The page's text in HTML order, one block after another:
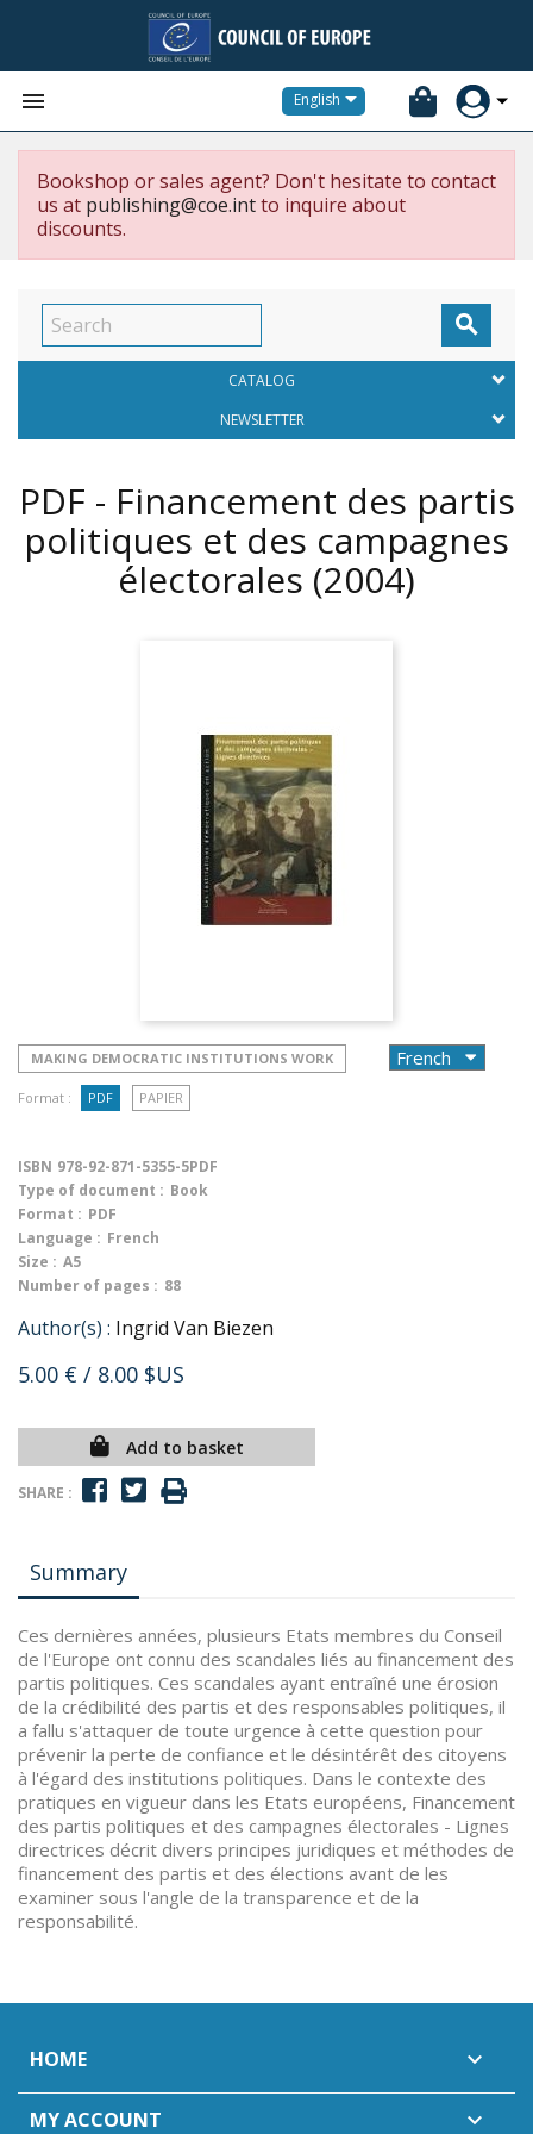
 English
Bookshop or sales agent? Don't hesitate to contact
us at publishing@coe.intto inquire about
discounts.

CATALOG
NEWSLETTER
PDF - Financement des partis
politiques et des campagnes
électorales (2004)
MAKING DEMOCRATIC INSTITUTIONS WORK
Format : PDF PAPIER
ISBN 978-92-871-5355-5PDF
Type of document : Book
Format : PDF
Language : French
Size : A5
Number of pages : 88
Author(s) : Ingrid Van Biezen
5.00 € / 8.00 $US
Add to basket
SHARE :
Summary
Ces dernières années, plusieurs Etats membres du Conseil
de l'Europe ont connu des scandales liés au financement des
partis politiques. Ces scandales ayant entraîné une érosion
de la crédibilité des partis et des responsables politiques, il
a fallu s'attaquer de toute urgence à cette question pour
prévenir la perte de confiance et le désintérêt des citoyens
à l'égard des institutions politiques. Dans le contexte des
pratiques en vigueur dans les Etats européens, Financement
des partis politiques et des campagnes électorales - Lignes
directrices décrit divers principes juridiques et méthodes de
financement des partis et des élections avant de les
examiner sous l'angle de la transparence et de la
responsabilité.
HOME 
MY ACCOUNT 